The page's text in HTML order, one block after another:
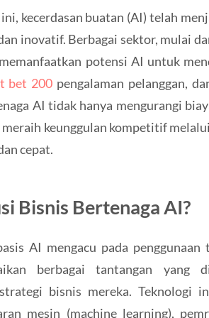
kecerdasan buatan (AI) telah
inovatif. Berbagai sektor, mulai
potensi AI untuk
bet 200 pengalaman pelanggan,
AI tidak hanya mengurangi
keunggulan kompetitif
cepat.
Bisnis Bertenaga AI?
AI mengacu pada penggunaan
berbagai tantangan yang
bisnis mereka. Teknologi
mesin (machine learning),